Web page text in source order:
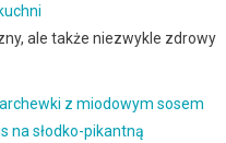
ale także niezwykle zdrowy
z miodowym sosem
na słodko-pikantną